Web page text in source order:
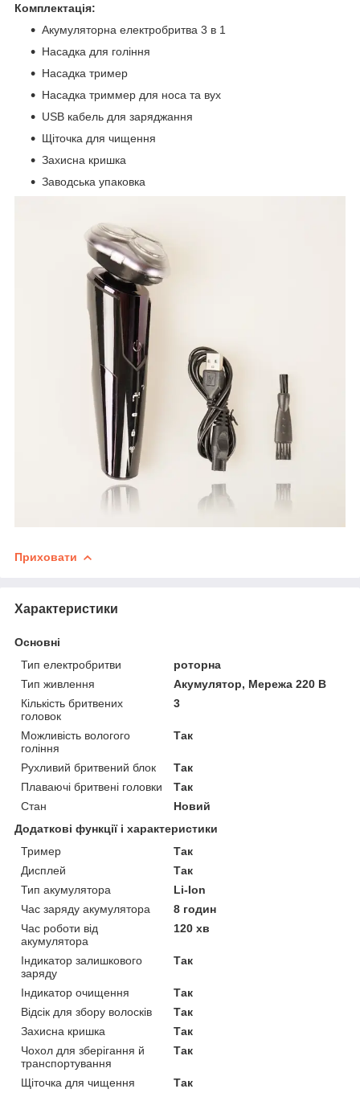
Комплектація:
Акумуляторна електробритва 3 в 1
Насадка для гоління
Насадка тример
Насадка триммер для носа та вух
USB кабель для заряджання
Щіточка для чищення
Захисна кришка
Заводська упаковка
Приховати
Характеристики
Основні
Тип електробритви
роторна
Тип живлення
Акумулятор, Мережа 220 В
Кількість бритвених
головок
3
Можливість вологого
гоління
Так
Рухливий бритвений блок
Так
Плаваючі бритвені головки
Так
Стан
Новий
Додаткові функції і характеристики
Тример
Так
Дисплей
Так
Тип акумулятора
Li-Ion
Час заряду акумулятора
8 годин
Час роботи від
акумулятора
120 хв
Індикатор залишкового
заряду
Так
Індикатор очищення
Так
Відсік для збору волосків
Так
Захисна кришка
Так
Чохол для зберігання й
транспортування
Так
Щіточка для чищення Так